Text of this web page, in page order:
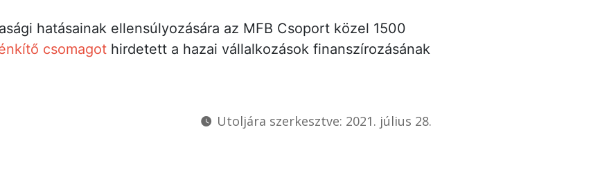
hatásainak ellensúlyozására az MFB Csoport közel 1500
csomagothirdetett a hazai vállalkozások finanszírozásának
Utoljára szerkesztve: 2021. július 28.